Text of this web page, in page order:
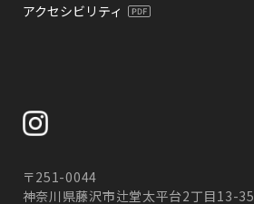
アクセシビリティ
〒251-0044
神奈川県藤沢市辻堂太平台2丁目13-35